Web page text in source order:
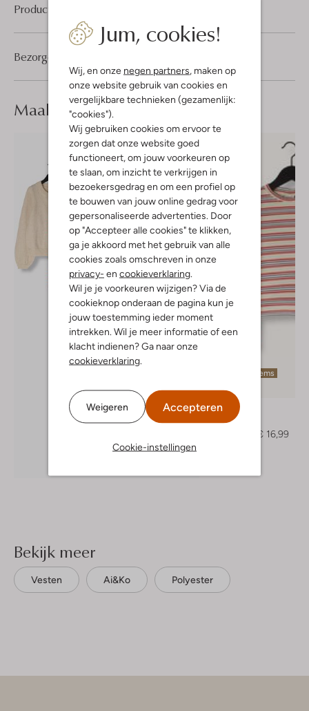
Jum, cookies!
Wij, en onze negen partners, maken op
onze website gebruik van cookies en
vergelijkbare technieken (gezamenlijk:
"cookies").
Wij gebruiken cookies om ervoor te
zorgen dat onze website goed
functioneert, om jouw voorkeuren op
te slaan, om inzicht te verkrijgen in
bezoekersgedrag en om een profiel op
te bouwen van jouw online gedrag voor
gepersonaliseerde advertenties. Door
op "Accepteer alle cookies" te klikken,
ga je akkoord met het gebruik van alle
cookies zoals omschreven in onze
privacy- en cookieverklaring.
Wil je je voorkeuren wijzigen? Via de
cookieknop onderaan de pagina kun je
jouw toestemming ieder moment
intrekken. Wil je meer informatie of een
klacht indienen? Ga naar onze
cookieverklaring.
Weigeren Accepteren
Cookie-instellingen
Product informatie
Bezorgen & retourneren
Maak jelook compleet
Laatste items
-50%
Vingino
Top
€ 16,99
Bekijk meer
Vesten Ai&ko Polyester